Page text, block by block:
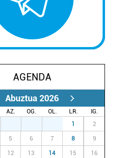
AGENDA
Abuztua 2026
AZ. OG. OL. LR.
IG.
1 2
5 6 7 8 9
12 13 14 15 16